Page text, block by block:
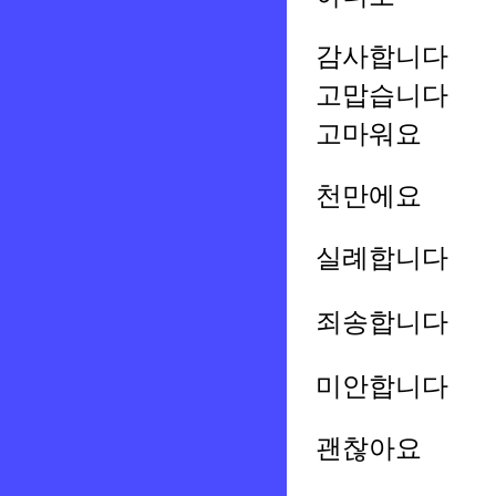
감사합니다
고맙습니다
고마워요
천만에요
실례합니다
죄송합니다
미안합니다
괜찮아요